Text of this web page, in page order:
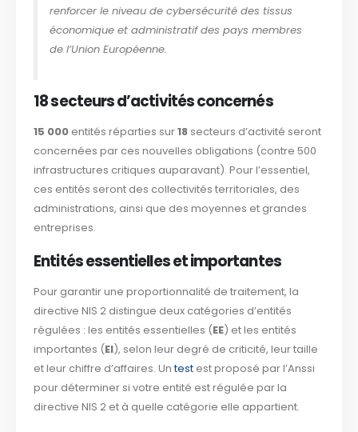
renforcer le niveau de cybersécurité des tissus
économique et administratif des pays membres
de l’Union Européenne.
18 secteurs d’activités concernés
15 000 entités réparties sur18 secteurs d’activité seront
concernées par ces nouvelles obligations (contre 500
infrastructures critiques auparavant). Pour l’essentiel,
ces entités seront des collectivités territoriales, des
administrations, ainsi que des moyennes et grandes
entreprises.
Entités essentielles et importantes
Pour garantir une proportionnalité de traitement, la
directive NIS 2 distingue deux catégories d’entités
régulées : les entités essentielles (EE) et les entités
importantes (EI), selon leur degré de criticité, leur taille
et leur chiffre d’affaires. Untest est proposé par l’Anssi
pour déterminer si votre entité est régulée par la
directive NIS 2 et à quelle catégorie elle appartient.